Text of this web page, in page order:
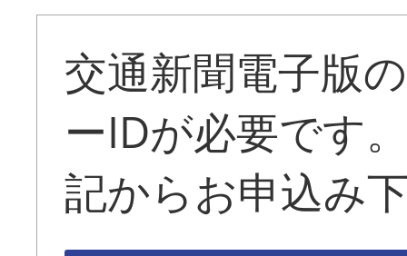
交通新聞電子版
ーIDが必要です
記からお申込み